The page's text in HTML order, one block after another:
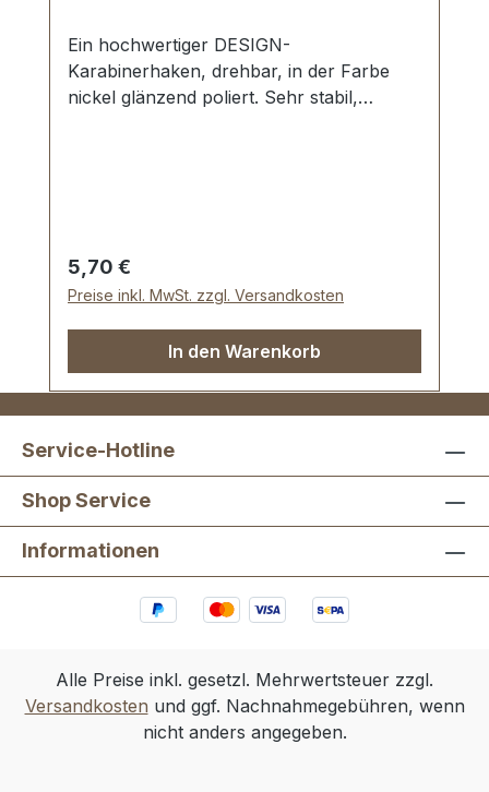
Ein hochwertiger DESIGN-
Karabinerhaken, drehbar, in der Farbe
nickel glänzend poliert. Sehr stabil,
Regulärer Preis:
5,70 €
Preise inkl. MwSt. zzgl. Versandkosten
In den Warenkorb
Service-Hotline
Shop Service
Informationen
Alle Preise inkl. gesetzl. Mehrwertsteuer zzgl.
Versandkosten und ggf. Nachnahmegebühren, wenn
nicht anders angegeben.